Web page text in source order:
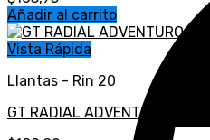
Añadir al carrito
Vista Rápida
Llantas - Rin 20
GT RADIAL ADVENTURO